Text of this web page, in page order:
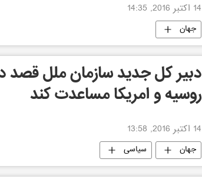
14 اکتبر 2016, 14:35
جهان
دبیر کل جدید سازمان ملل قصد
روسیه و امریکا مساعدت کند
14 اکتبر 2016, 13:58
جهان سیاسی